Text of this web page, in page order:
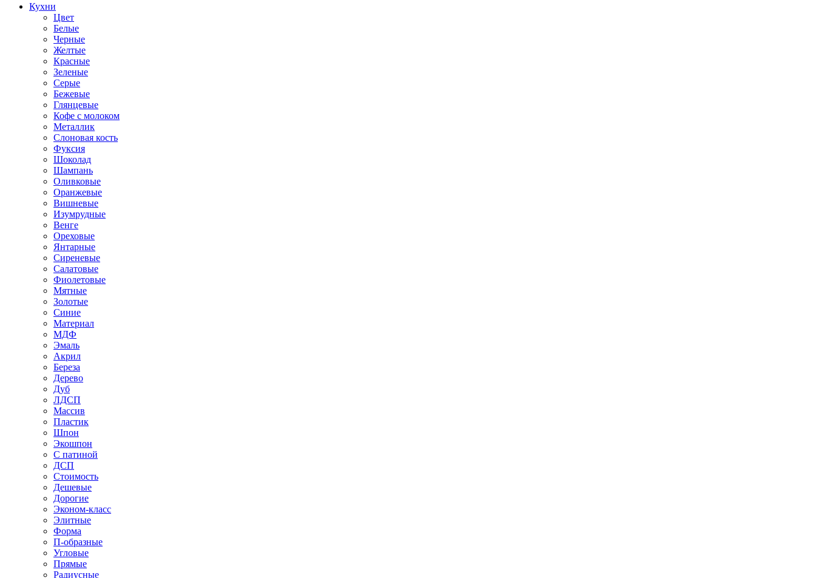
Кухни
Цвет
Белые
Черные
Желтые
Красные
Зеленые
Серые
Бежевые
Глянцевые
Кофе с молоком
Металлик
Слоновая кость
Фуксия
Шоколад
Шампань
Оливковые
Оранжевые
Вишневые
Изумрудные
Венге
Ореховые
Янтарные
Сиреневые
Салатовые
Фиолетовые
Мятные
Золотые
Синие
Материал
МДФ
Эмаль
Акрил
Береза
Дерево
Дуб
ЛДСП
Массив
Пластик
Шпон
Экошпон
С патиной
ДСП
Стоимость
Дешевые
Дорогие
Эконом-класс
Элитные
Форма
П-образные
Угловые
Прямые
Радиусные